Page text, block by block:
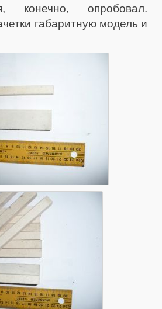
конечно, опробовал.
габаритную модель и